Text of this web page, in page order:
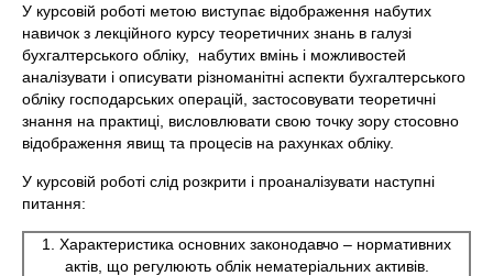
У курсовій роботі метою виступає відображення набутих
навичок з лекційного курсу теоретичних знань в галузі
бухгалтерського обліку, набутих вмінь і можливостей
аналізувати і описувати різноманітні аспекти бухгалтерського
обліку господарських операцій, застосовувати теоретичні
знання на практиці, висловлювати свою точку зору стосовно
відображення явищ та процесів на рахунках обліку.
У курсовій роботі слід розкрити і проаналізувати наступні
питання:
1. Характеристика основних законодавчо – нормативних
актів, що регулюють облік нематеріальних активів.